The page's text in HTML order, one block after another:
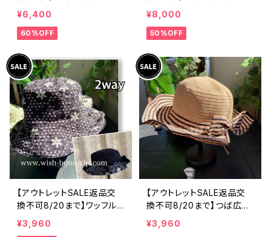
製 CASADEILUCA ITALY
｜前フリル＆BIGフリルトッ
プス /ホワイト
¥6,400
60%OFF
製 CASADEILUCA ITALY
｜前フリル＆BIGフリルトッ
プス /ブラック
¥8,000
50%OFF
【アウトレットSALE返品交
換不可8/20まで】ワッフル
立体フラワー＆無地 2way
リバーシブルハット・ワイヤ
¥3,960
【アウトレットSALE返品交
換不可8/20まで】つば広サ
マーハット・通気性・軽量 ワ
イヤー入りハット ボーダー
¥3,960